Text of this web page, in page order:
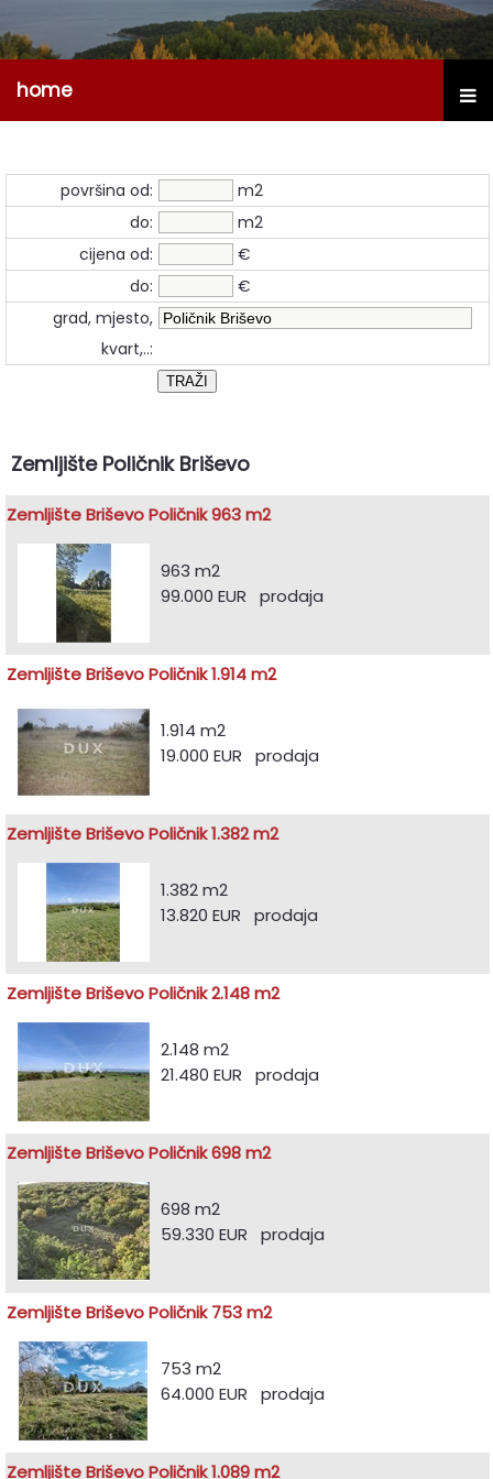
home
površina od:
m2
do:
m2
cijena od:
€
do:
€
grad, mjesto,
kvart,..:
Zemljište Poličnik Briševo
Zemljište Briševo Poličnik 963 m2
963 m2
99.000 EUR prodaja
Zemljište Briševo Poličnik 1.914 m2
1.914 m2
19.000 EUR prodaja
Zemljište Briševo Poličnik 1.382 m2
1.382 m2
13.820 EUR prodaja
Zemljište Briševo Poličnik 2.148 m2
2.148 m2
21.480 EUR prodaja
Zemljište Briševo Poličnik 698 m2
698 m2
59.330 EUR prodaja
Zemljište Briševo Poličnik 753 m2
753 m2
64.000 EUR prodaja
Zemljište Briševo Poličnik 1.089 m2